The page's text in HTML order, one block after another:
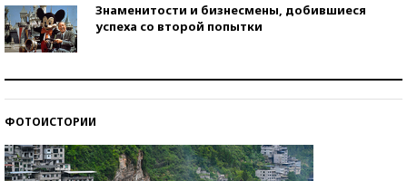
Знаменитости и бизнесмены, добившиеся
успеха со второй попытки
ФОТОИСТОРИИ